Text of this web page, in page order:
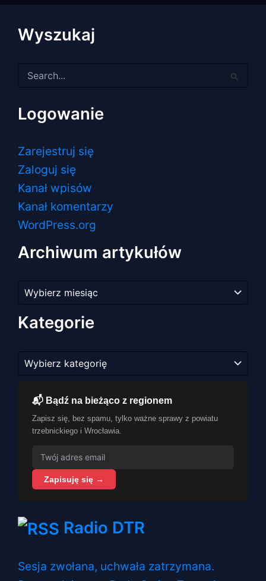
Wyszukaj
dla:
Logowanie
Zarejestruj się
Zaloguj się
Kanał wpisów
Kanał komentarzy
WordPress.org
Archiwum artykułów
artykułów
Kategorie
📬 Bądź na bieżąco z regionem
Zapisz się, bez spamu, tylko ważne sprawy z powiatu
trzebnickiego i Wrocławia.
Zapisuję się →
Radio DTR
Sesja zwołana, uchwała zatrzymana.